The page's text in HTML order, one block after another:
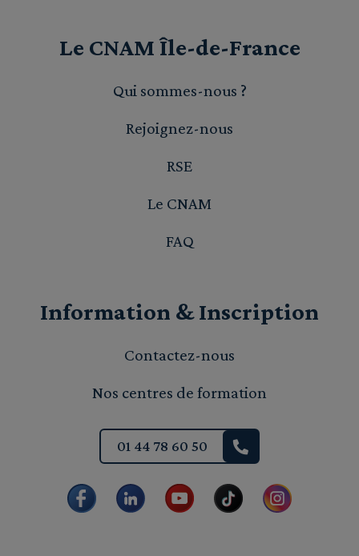
Le CNAM Île-de-France
Qui sommes-nous ?
Rejoignez-nous
RSE
Le CNAM
FAQ
Information & Inscription
Contactez-nous
Nos centres de formation
01 44 78 60 50